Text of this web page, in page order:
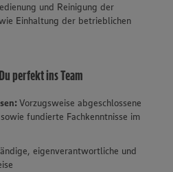
und Reinigung der
Einhaltung der betrieblichen
perfekt ins Team
Vorzugsweise abgeschlossene
fundierte Fachkenntnisse im
eigenverantwortliche und